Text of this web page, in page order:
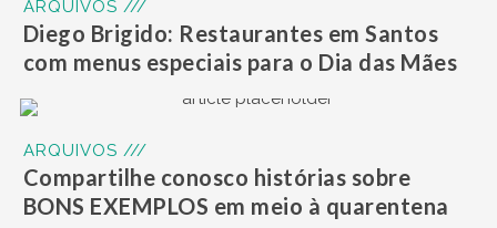
ARQUIVOS ///
Diego Brigido: Restaurantes em Santos
com menus especiais para o Dia das Mães
ARQUIVOS ///
Compartilhe conosco histórias sobre
BONS EXEMPLOS em meio à quarentena